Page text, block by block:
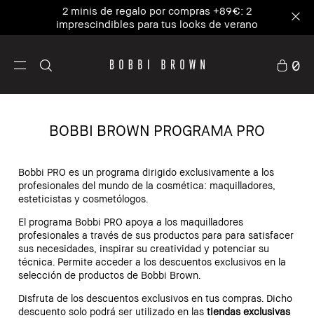
2 minis de regalo por compras +89€: 2
imprescindibles para tus looks de verano
0
BOBBI BROWN PROGRAMA PRO
Bobbi PRO es un programa dirigido exclusivamente a los
profesionales del mundo de la cosmética: maquilladores,
esteticistas y cosmetólogos.
El programa Bobbi PRO apoya a los maquilladores
profesionales a través de sus productos para para satisfacer
sus necesidades, inspirar su creatividad y potenciar su
técnica. Permite acceder a los descuentos exclusivos en la
selección de productos de Bobbi Brown.
Disfruta de los descuentos exclusivos en tus compras. Dicho
descuento solo podrá ser utilizado en lastiendas exclusivas